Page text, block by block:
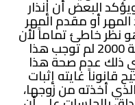
البعض أن إنذار
أو مقدم المهر
نظر خاطئ تماماً لأن
المادة 20 من القانون رقم 1 لسنة 2000 لم توجب هذا
ذلك عدم صحة هذا
قانوناً غايته إثبات
أخذته من زوجها،